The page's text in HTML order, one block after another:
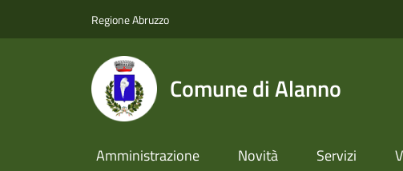
Regione Abruzzo
Comune di Alanno
Amministrazione Novità Servizi